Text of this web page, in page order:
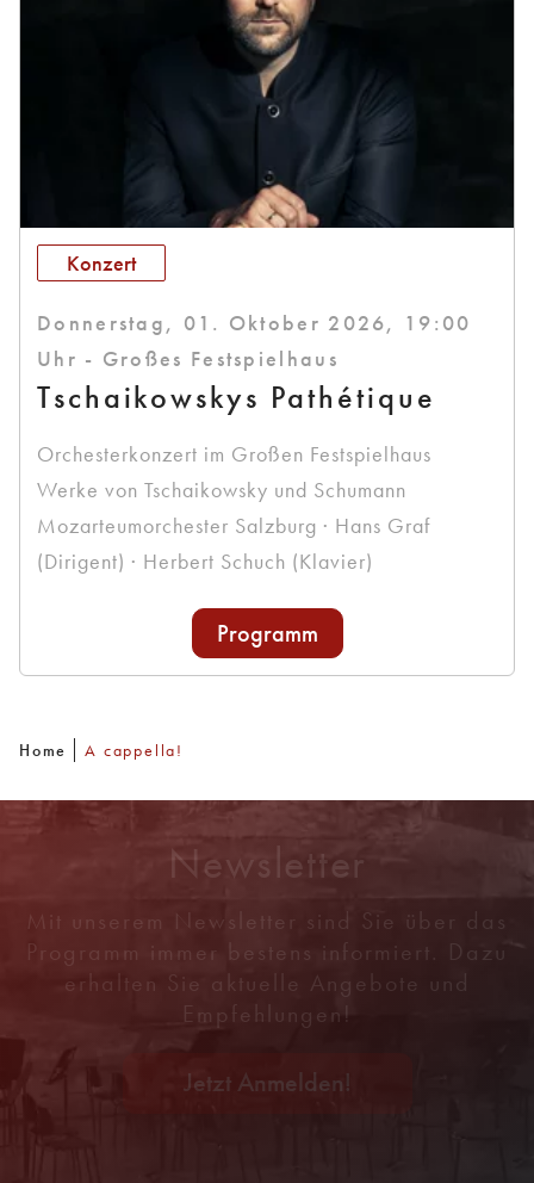
Konzert
Donnerstag, 01. Oktober 2026, 19:00
Uhr - Großes Festspielhaus
Tschaikowskys Pathétique
Orchesterkonzert im Großen Festspielhaus
Werke von Tschaikowsky und Schumann
Mozarteumorchester Salzburg · Hans Graf
(Dirigent) · Herbert Schuch (Klavier)
Programm
Home A cappella!
Newsletter
Mit unserem Newsletter sind Sie über das
Programm immer bestens informiert. Dazu
erhalten Sie aktuelle Angebote und
Empfehlungen!
Jetzt Anmelden!